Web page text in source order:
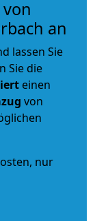
an
lassen Sie
Sie die
einen
von
nur